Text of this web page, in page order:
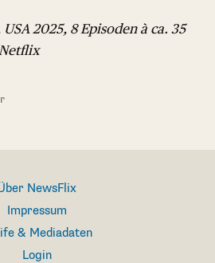
2025, 8 Episoden à ca. 35
NewsFlix
Impressum
& Mediadaten
Login